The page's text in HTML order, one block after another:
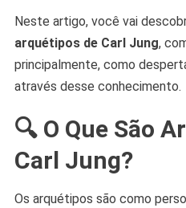
Neste artigo, você vai
arquétipos de Carl Jung,
principalmente, como
através desse conhecimento.
🔍 O Que São
Carl Jung?
Os arquétipos são como